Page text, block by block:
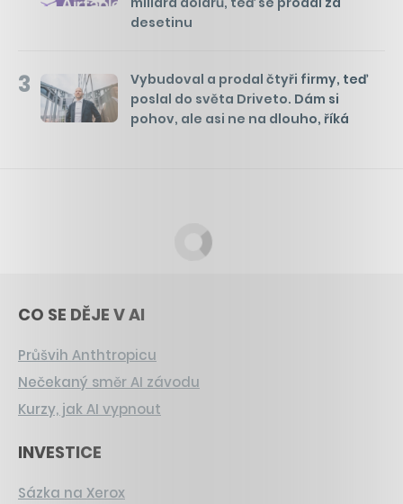
desetinu
3
Vybudoval a prodal čtyři firmy, teď
poslal do světa Driveto. Dám si
pohov, ale asi ne na dlouho, říká
CO SE DĚJE V AI
Průšvih Anthtropicu
Nečekaný směr AI závodu
Kurzy, jak AI vypnout
INVESTICE
Sázka na Xerox